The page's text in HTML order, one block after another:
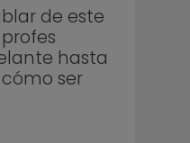
de este
hasta
ser